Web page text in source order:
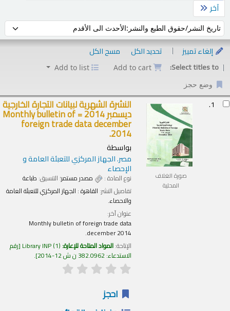
آخر
فرز حسب:
إلغاء تمييز
تحديد الكل
مسح الكل
Select titles to:
Add to cart
Add to list
وضع حجز
صورة الغلاف
المحلية
النشرة الشهرية لبيانات التجارة الخارجية
ديسمبر 2014 = Monthly bulletin of
foreign trade data december
2014.
بواسطة
مصر. الجهاز المركزي للتعبئة العامة و
الإحصاء
نوع المادة : مصدر مستمر؛ التنسيق:طباعة
تفاصيل النشر:القاهرة : الجهاز المركزي للتعبئة العامة
والاحصاء.
عنوان آخر:
Monthly bulletin of foreign trade data
december 2014.
الإتاحة:المواد المتاحة للإعارة: Library INP(1)
رقم
الاستدعاء:382.0962 ن ش 12-2014 .
احجز